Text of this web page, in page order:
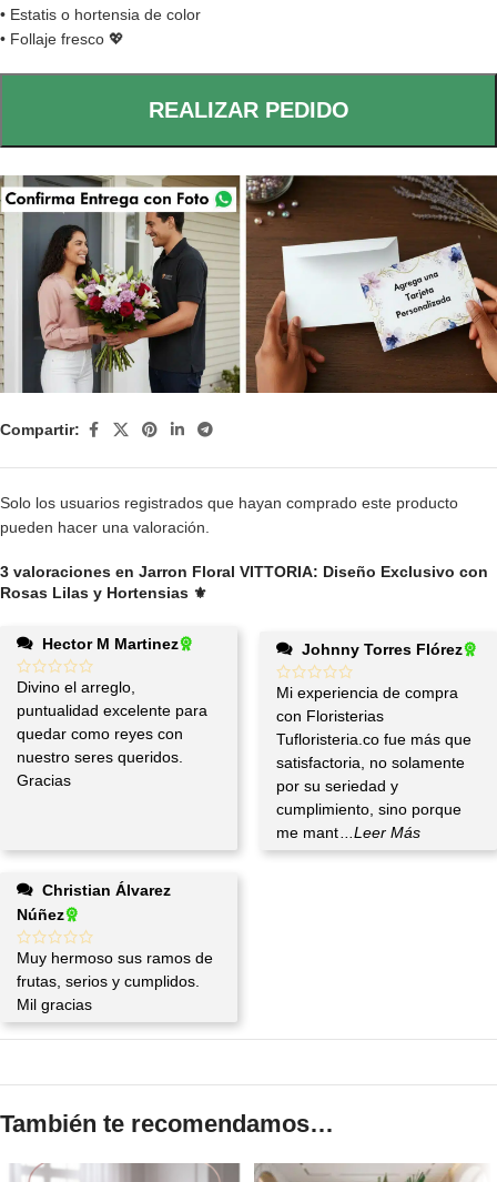
• Estatis o hortensia de color
• Follaje fresco 💖
REALIZAR PEDIDO
Compartir:
3 valoraciones en Jarron Floral VITTORIA: Diseño Exclusivo con
Rosas Lilas y Hortensias ⚜️
Hector M Martinez
Divino el arreglo,
puntualidad excelente para
quedar como reyes con
nuestro seres queridos.
Gracias
Johnny Torres Flórez
Mi experiencia de compra
con Floristerias
Tufloristeria.co fue más que
satisfactoria, no solamente
por su seriedad y
cumplimiento, sino porque
me mant
...Leer Más
Núñez
Muy hermoso sus ramos de
frutas, serios y cumplidos.
Mil gracias
Solo los usuarios registrados que hayan comprado este producto
pueden hacer una valoración.
También te recomendamos…